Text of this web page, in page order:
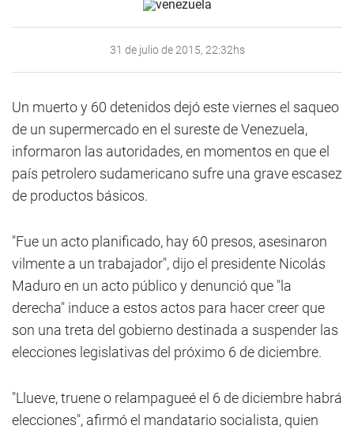
31 de julio de 2015, 22:32hs
Un muerto y 60 detenidos dejó este viernes el saqueo
de un supermercado en el sureste de Venezuela,
informaron las autoridades, en momentos en que el
país petrolero sudamericano sufre una grave escasez
de productos básicos.
"Fue un acto planificado, hay 60 presos, asesinaron
vilmente a un trabajador", dijo el presidente Nicolás
Maduro en un acto público y denunció que "la
derecha" induce a estos actos para hacer creer que
son una treta del gobierno destinada a suspender las
elecciones legislativas del próximo 6 de diciembre.
"Llueve, truene o relampagueé el 6 de diciembre habrá
elecciones", afirmó el mandatario socialista, quien